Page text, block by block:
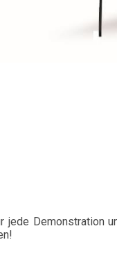
jede Demonstration